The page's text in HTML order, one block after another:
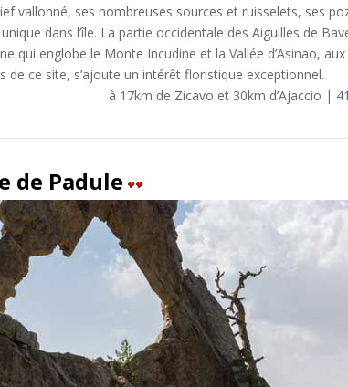
vallonné, ses nombreuses sources et ruisselets, ses
dans l’île. La partie occidentale des Aiguilles de
qui englobe le Monte Incudine et la Vallée d’Asinao,
de ce site, s’ajoute un intérêt floristique exceptionnel.
à 17km de Zicavo et 30km d’Ajaccio |
de Padule